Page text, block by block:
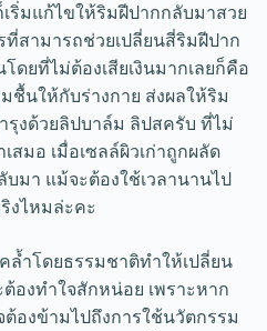
ริ่มแก้ไขให้ริมฝีปากกลับมาสวย
สามารถช่วยเปลี่ยนสี่ริมฝีปาก
ดยที่ไม่ต้องเสียเงินมากเลยก็คือ
ชื้นให้กับร่างกาย ส่งผลให้ริม
งด้วยลิปบาล์ม ลิปสครับ ที่ไม่
สมอ เมื่อเซลล์ผิวเก่าถูกผลัด
บมา แม้จะต้องใช้เวลานานไป
งไหมล่ะคะ
ำโดยธรรมชาติทำให้เปลี่ยน
องทำใจสักหน่อย เพราะหาก
องข้ามไปถึงการใช้นวัตกรรม